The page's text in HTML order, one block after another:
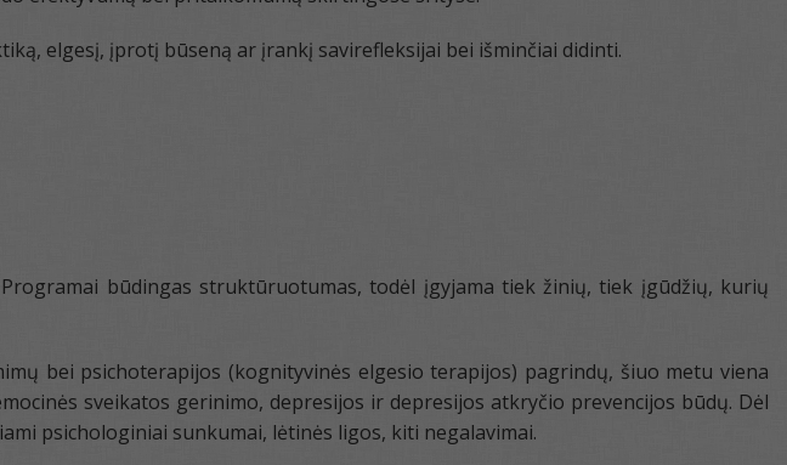
elgesį, įprotį būseną ar įrankį savirefleksijai bei išminčiai didinti.
būdingas struktūruotumas, todėl įgyjama tiek žinių, tiek įgūdžių, kurių
bei psichoterapijos (kognityvinės elgesio terapijos) pagrindų, šiuo metu viena
sveikatos gerinimo, depresijos ir depresijos atkryčio prevencijos būdų. Dėl
psichologiniai sunkumai, lėtinės ligos, kiti negalavimai.